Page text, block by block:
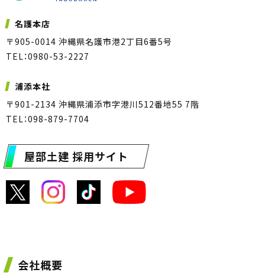
名護本店
〒905-0014 沖縄県名護市港2丁目6番5号
TEL：0980-53-2227
浦添本社
〒901-2134 沖縄県浦添市字港川512番地55 7階
TEL：098-879-7704
屋部土建 採用サイト
会社概要